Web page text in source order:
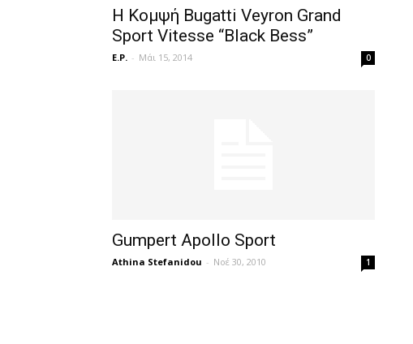
Η Κομψή Bugatti Veyron Grand
Sport Vitesse “Black Bess”
E.P. - Μάι 15, 2014 0
Gumpert Apollo Sport
Athina Stefanidou - Νοέ 30, 2010 1